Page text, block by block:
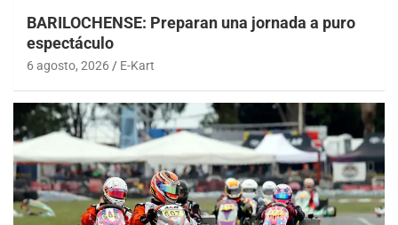
BARILOCHENSE: Preparan una jornada a puro
espectáculo
6 agosto, 2026 E-Kart